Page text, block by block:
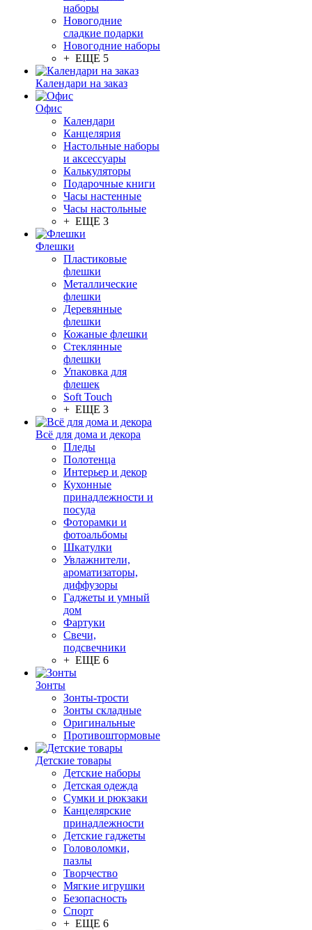
наборы
Новогодние
сладкие подарки
Новогодние наборы
+ ЕЩЕ 5
Календари на заказ
Офис
Календари
Канцелярия
Настольные наборы
и аксессуары
Калькуляторы
Подарочные книги
Часы настенные
Часы настольные
+ ЕЩЕ 3
Флешки
Пластиковые
флешки
Металлические
флешки
Деревянные
флешки
Кожаные флешки
Стеклянные
флешки
Упаковка для
флешек
Soft Touch
+ ЕЩЕ 3
Всё для дома и декора
Пледы
Полотенца
Интерьер и декор
Кухонные
принадлежности и
посуда
Фоторамки и
фотоальбомы
Шкатулки
Увлажнители,
ароматизаторы,
диффузоры
Гаджеты и умный
дом
Фартуки
Свечи,
подсвечники
+ ЕЩЕ 6
Зонты
Зонты-трости
Зонты складные
Оригинальные
Противоштормовые
Детские товары
Детские наборы
Детская одежда
Сумки и рюкзаки
Канцелярские
принадлежности
Детские гаджеты
Головоломки,
пазлы
Творчество
Мягкие игрушки
Безопасность
Спорт
+ ЕЩЕ 6